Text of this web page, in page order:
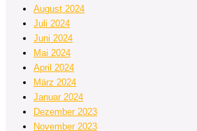
August 2024
Juli 2024
Juni 2024
Mai 2024
April 2024
März 2024
Januar 2024
Dezember 2023
November 2023